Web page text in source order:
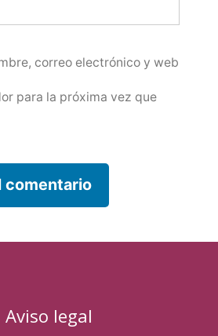
correo electrónico y web
para la próxima vez que
Aviso legal